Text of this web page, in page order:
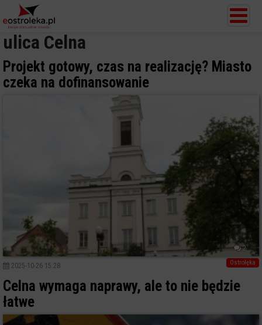
ulica Celna
Projekt gotowy, czas na realizację? Miasto
czeka na dofinansowanie
2
Ostrołęka
2025-10-26 15:28
Celna wymaga naprawy, ale to nie będzie
łatwe